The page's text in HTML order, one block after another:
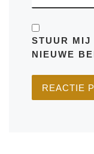
STUUR
NIEUWE